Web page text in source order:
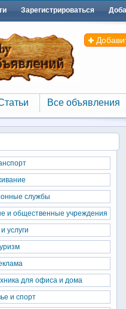
Зарегистрироваться
Все объявления
Все объявления
службы
и общественные учреждения
услуги
для офиса и дома
и спорт